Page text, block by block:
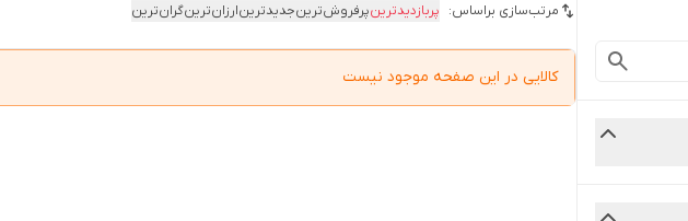
مرتب‌سازی براساس: پربازدیدترینپرفروش‌ترینجدیدترینارزان‌ترینگران‌ترین
کالایی در این صفحه موجود نیست